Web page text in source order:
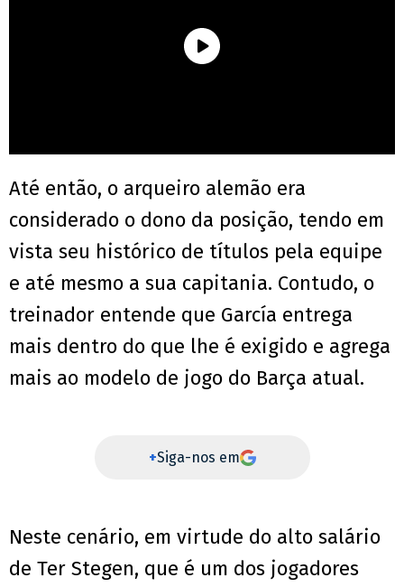
Até então, o arqueiro alemão era
considerado o dono da posição, tendo em
vista seu histórico de títulos pela equipe
e até mesmo a sua capitania. Contudo, o
treinador entende que García entrega
mais dentro do que lhe é exigido e agrega
mais ao modelo de jogo do Barça atual.
+Siga-nos em
Neste cenário, em virtude do alto salário
de Ter Stegen, que é um dos jogadores